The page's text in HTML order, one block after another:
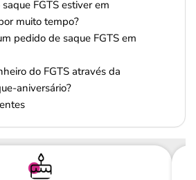
FGTS estiver em
muito tempo?
pedido de saque FGTS em
do FGTS através da
aniversário?